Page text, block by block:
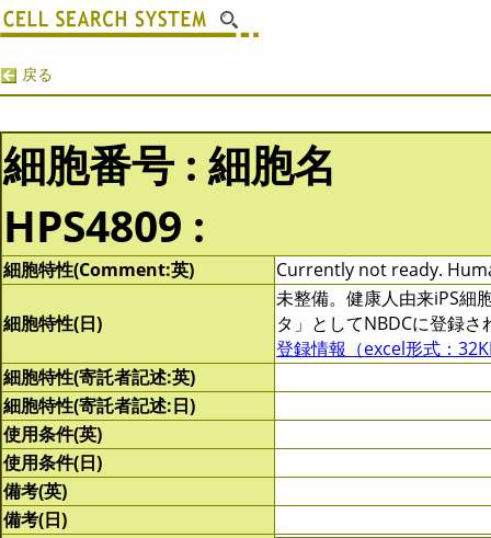
戻る
細胞番号 : 細胞名
HPS4809 :
細胞特性(Comment:英) Currently not ready.
細胞特性(日)
未整備。健康人由来iPS細
タ」としてNBDCに登録
登録情報（excel形式：
細胞特性(寄託者記述:英)
細胞特性(寄託者記述:日)
使用条件(英)
使用条件(日)
備考(英)
備考(日)